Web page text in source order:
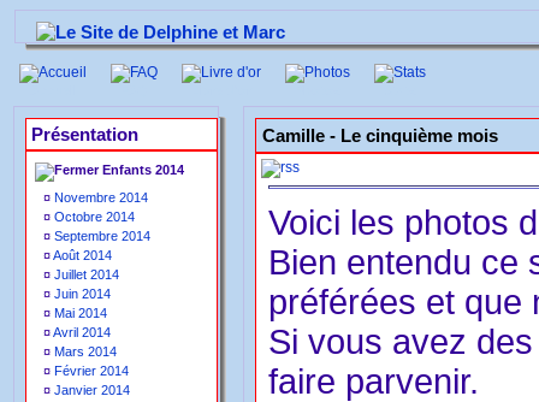
Présentation
Enfants 2014
¤ Novembre 2014
¤ Octobre 2014
¤ Septembre 2014
¤Août 2014
¤ Juillet 2014
¤ Juin 2014
¤ Mai 2014
¤Avril 2014
¤ Mars 2014
¤ Février 2014
¤ Janvier 2014
Camille - Le cinquième mois
Voici les photos
Bien entendu ce
préférées et que
Si vous avez
faire parvenir.